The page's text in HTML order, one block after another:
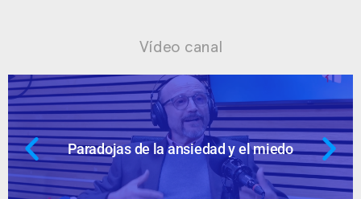
Vídeo canal
Paradojas de la ansiedad y el miedo